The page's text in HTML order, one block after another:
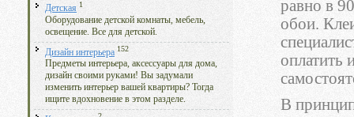
Детская 1
Оборудование детской комнаты, мебель,
освещение. Все для детской.
Дизайн интерьера 152
Предметы интерьера, аксессуары для дома,
дизайн своими руками! Вы задумали
изменить интерьер вашей квартиры? Тогда
ищите вдохновение в этом разделе.
равно в
обои.
оплатить
В